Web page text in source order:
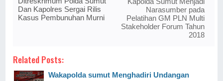
Dan Kapolres Sergai Rilis
Kasus Pembunuhan Murni
Narasumber pada
Pelatihan GM PLN Multi
Stakeholder Forum Tahun
2018
Related Posts:
Wakapolda sumut Menghadiri Undangan